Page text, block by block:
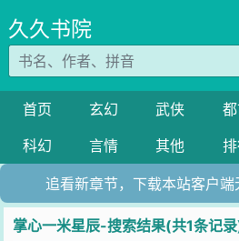
久久书院
首页 玄幻 武侠
科幻
言情 其他
追看新章节，下载本站客户端
掌心一米星辰-搜索结果(共1条记